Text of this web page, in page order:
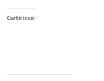
Curtir isso: